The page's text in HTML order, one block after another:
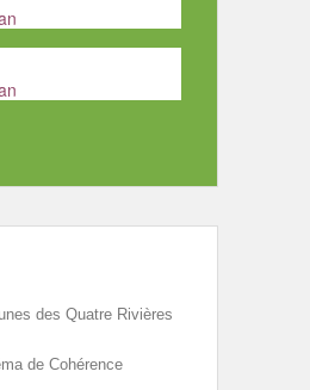
des Quatre Rivières
de Cohérence